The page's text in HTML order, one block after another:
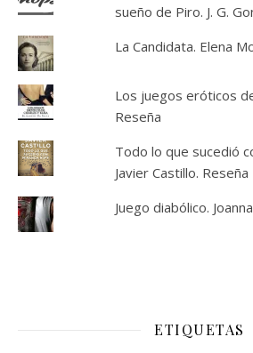
sueño de Piro. J. G.
La Candidata. Elena
Los juegos eróticos
Reseña
Todo lo que sucedió
Javier Castillo. Reseña
Juego diabólico.
ETIQUETAS